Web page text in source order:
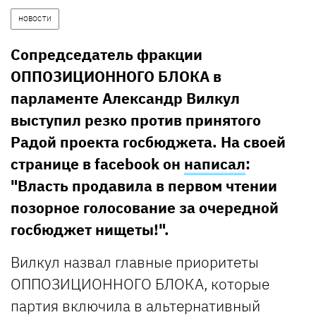
НОВОСТИ
Сопредседатель фракции
ОППОЗИЦИОННОГО БЛОКА в
парламенте Александр Вилкул
выступил резко против принятого
Радой проекта госбюджета. На своей
странице в facebook он написал:
"Власть продавила в первом чтении
позорное голосование за очередной
госбюджет нищеты!".
Вилкул назвал главные приоритеты
ОППОЗИЦИОННОГО БЛОКА, которые
партия включила в альтернативный